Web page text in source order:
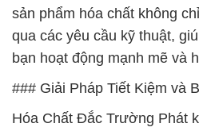
sản phẩm hóa chất không
qua các yêu cầu kỹ thuật,
bạn hoạt động mạnh mẽ và
### Giải Pháp Tiết Kiệm và
Hóa Chất Đắc Trường Phát